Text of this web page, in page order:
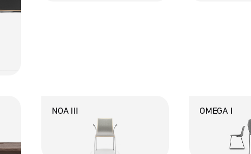
NOA III OMEGA I